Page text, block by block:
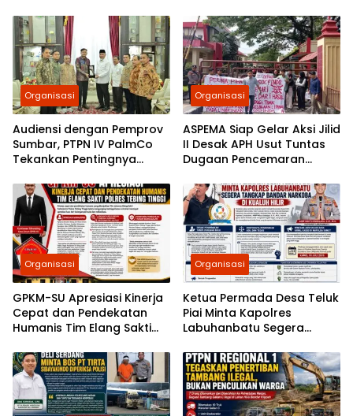
Pesantren dan Guru Ngaji
Sosial
Organisasi
Audiensi dengan Pemprov
Sumbar, PTPN IV PalmCo
Tekankan Pentingnya
Kebun
Organisasi
ASPEMA Siap Gelar Aksi Jilid
II Desak APH Usut Tuntas
Dugaan Pencemaran
Pao
Organisasi
GPKM-SU Apresiasi Kinerja
Cepat dan Pendekatan
Humanis Tim Elang Sakti
Organisasi
Ketua Permada Desa Teluk
Piai Minta Kapolres
Labuhanbatu Segera
di Kualuh Hilir